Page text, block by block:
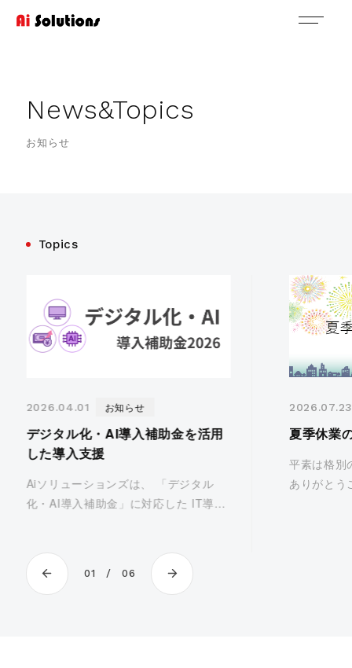
News&Topics
お知らせ
Topics
2026.04.01 お知らせ
デジタル化・AI導入補助金を活用
した導入支援
Aiソリューションズは、 「デジタル
化・AI導入補助金」に対応した IT導入
わせください。 ■ デジタル化・AI導入
補助金とは? デジタル化・AI導入補
2026.07.23
夏季休業
平素は格別
ありがとう
01 06